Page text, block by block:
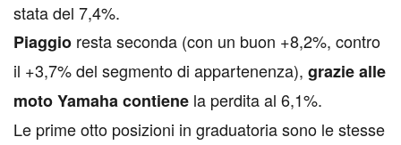
stata del 7,4%.
Piaggio resta seconda (con un buon +8,2%, contro
il +3,7% del segmento di appartenenza), grazie alle
moto Yamaha contiene la perdita al 6,1%.
Le prime otto posizioni in graduatoria sono le stesse